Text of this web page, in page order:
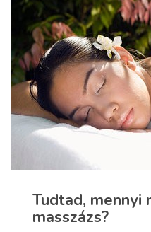
Tudtad, mennyi
masszázs?